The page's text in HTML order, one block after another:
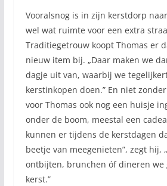
Vooralsnog is in zijn kerstdorp
wel wat ruimte voor een extra
Traditiegetrouw koopt Thomas er
nieuw item bij. „Daar maken we
dagje uit van, waarbij we
kerstinkopen doen.” En niet
voor Thomas ook nog een huisje
onder de boom, meestal een
kunnen er tijdens de kerstdagen
beetje van meegenieten”, zegt hij,
ontbijten, brunchen óf dineren we
kerst.”